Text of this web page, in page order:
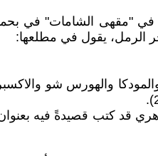
في "مقهى الشامات" في
والهورس شو